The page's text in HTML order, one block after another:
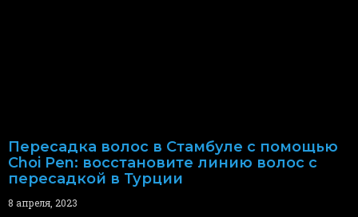
Пересадка волос в Стамбуле с помощью
Choi Pen: восстановите линию волос с
пересадкой в Турции
8 апреля, 2023